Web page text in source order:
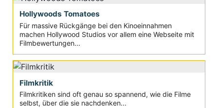
Hollywoods Tomatoes
Für massive Rückgänge bei den Kinoeinnahmen
machen Hollywood Studios vor allem eine Webseite mit
Filmbewertungen...
Filmkritik
Filmkritiken sind oft genau so spannend, wie die Filme
selbst, über die sie nachdenken...